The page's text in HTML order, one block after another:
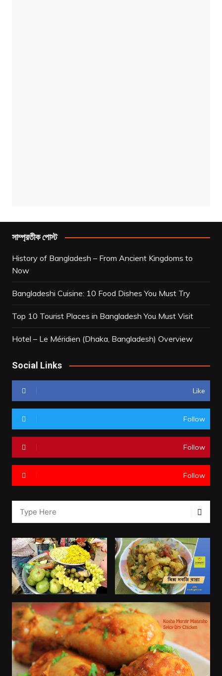
সাম্প্রতীক পোস্ট
History of Bangladesh – From Ancient Kingdoms to
Now
Bangladeshi Cuisine: 10 Food Dishes You Must Try
Top 10 Tourist Places in Bangladesh You Must Visit
Hotel – Le Méridien (Dhaka, Bangladesh) Overview
Social Links
Like
Follow
Follow
Follow